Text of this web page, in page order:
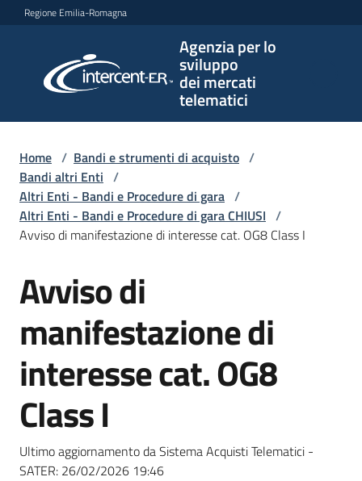
Vai al contenuto
Vai alla navigazione
Vai al footer
Regione Emilia-Romagna
Agenzia per lo
sviluppo
dei mercati
telematici
per lo
sviluppo
telematici
L'Agenzia
Bandi
strumenti
acquisto
Home / Bandi e strumenti di acquisto /
Bandi altri Enti /
Altri Enti - Bandi e Procedure di gara /
Altri Enti - Bandi e Procedure di gara CHIUSI /
Avviso di manifestazione di interesse cat. OG8 Class I
Salta al contenuto
Avviso di
manifestazione di
interesse cat. OG8
Class I
Ultimo aggiornamento da Sistema Acquisti Telematici -
SATER: 26/02/2026 19:46